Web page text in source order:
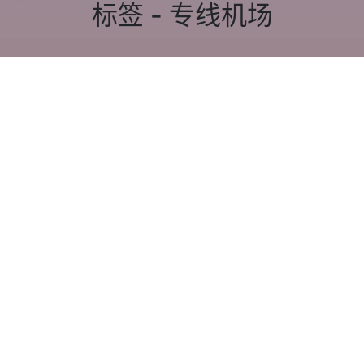
标签 - 专线机场